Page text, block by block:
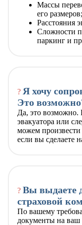
Массы
его размеров;
Расстояния
Сложности
паркинг и
? Я хочу
Это
Да, это возможно.
эвакуатора или
можем произвести
если вы сделаете
? Вы выдаете
страховой
По вашему
документы на